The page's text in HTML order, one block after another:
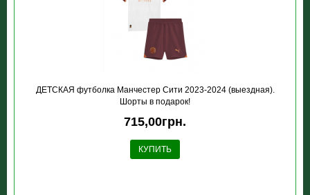
ДЕТСКАЯ футболка Манчестер Сити 2023-2024 (выездная).
Шорты в подарок!
715,00грн.
КУПИТЬ